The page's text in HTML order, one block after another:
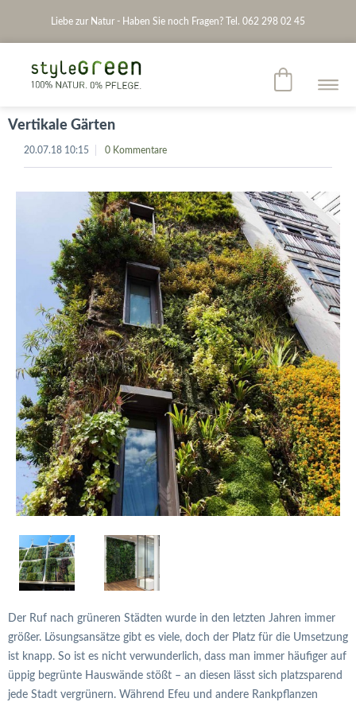
Liebe zur Natur - Haben Sie noch Fragen? Tel. 062 298 02 45
Vertikale Gärten
20.07.18 10:15 0 Kommentare
Der Ruf nach grüneren Städten wurde in den letzten Jahren immer
größer. Lösungsansätze gibt es viele, doch der Platz für die Umsetzung
ist knapp. So ist es nicht verwunderlich, dass man immer häufiger auf
üppig begrünte Hauswände stößt – an diesen lässt sich platzsparend
jede Stadt vergrünern. Während Efeu und andere Rankpflanzen